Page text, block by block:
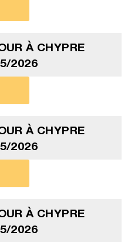
À CHYPRE
2026
À CHYPRE
2026
À CHYPRE
2026